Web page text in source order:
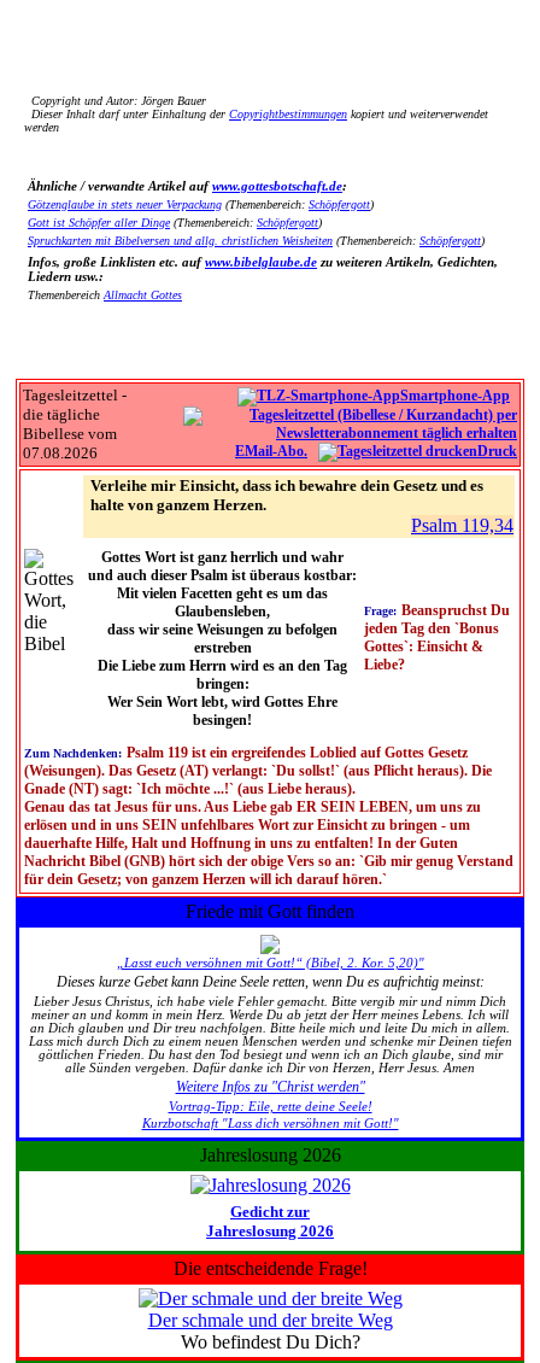
Copyright und Autor: Jörgen Bauer
Dieser Inhalt darf unter Einhaltung der Copyrightbestimmungen kopiert und weiterverwendet
werden
Ähnliche / verwandte Artikel aufwww.gottesbotschaft.de:
Götzenglaube in stets neuer Verpackung (Themenbereich: Schöpfergott)
Gott ist Schöpfer aller Dinge(Themenbereich: Schöpfergott)
Spruchkarten mit Bibelversen und allg. christlichen Weisheiten (Themenbereich: Schöpfergott)
Infos, große Linklisten etc. aufwww.bibelglaube.de zu weiteren Artikeln, Gedichten,
Liedern usw.:
Themenbereich Allmacht Gottes
Tagesleitzettel -
die tägliche
Bibellese vom
07.08.2026
Smartphone-App
EMail-Abo. Druck
Verleihe mir Einsicht, dass ich bewahre dein Gesetz und es
halte von ganzem Herzen.
Psalm 119,34
Gottes Wort ist ganz herrlich und wahr
und auch dieser Psalm ist überaus kostbar:
Mit vielen Facetten geht es um das
Glaubensleben,
dass wir seine Weisungen zu befolgen
erstreben
Die Liebe zum Herrn wird es an den Tag
bringen:
Wer Sein Wort lebt, wird Gottes Ehre
besingen!
Frage: Beanspruchst Du
jeden Tag den `Bonus
Gottes`: Einsicht &
Liebe?
Zum Nachdenken: Psalm 119 ist ein ergreifendes Loblied auf Gottes Gesetz
(Weisungen). Das Gesetz (AT) verlangt: `Du sollst!` (aus Pflicht heraus). Die
Gnade (NT) sagt: `Ich möchte ...!` (aus Liebe heraus).
Genau das tat Jesus für uns. Aus Liebe gab ER SEIN LEBEN, um uns zu
erlösen und in uns SEIN unfehlbares Wort zur Einsicht zu bringen - um
dauerhafte Hilfe, Halt und Hoffnung in uns zu entfalten! In der Guten
Nachricht Bibel (GNB) hört sich der obige Vers so an: `Gib mir genug Verstand
für dein Gesetz; von ganzem Herzen will ich darauf hören.`
Friede mit Gott finden
„Lasst euch versöhnen mit Gott!“ (Bibel, 2. Kor. 5,20)"
Dieses kurze Gebet kann Deine Seele retten, wenn Du es aufrichtig meinst:
Lieber Jesus Christus, ich habe viele Fehler gemacht. Bitte vergib mir und nimm Dich
meiner an und komm in mein Herz. Werde Du ab jetzt der Herr meines Lebens. Ich will
an Dich glauben und Dir treu nachfolgen. Bitte heile mich und leite Du mich in allem.
Lass mich durch Dich zu einem neuen Menschen werden und schenke mir Deinen tiefen
göttlichen Frieden. Du hast den Tod besiegt und wenn ich an Dich glaube, sind mir
alle Sünden vergeben. Dafür danke ich Dir von Herzen, Herr Jesus. Amen
Weitere Infos zu "Christ werden"
Vortrag-Tipp: Eile, rette deine Seele!
Kurzbotschaft "Lass dich versöhnen mit Gott!"
Jahreslosung 2026
Gedicht zur
Jahreslosung 2026
Die entscheidende Frage!
Der schmale und der breite Weg
Wo befindest Du Dich?